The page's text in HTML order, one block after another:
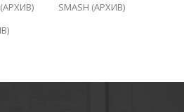
(АРХИВ)
SMASH (АРХИВ)